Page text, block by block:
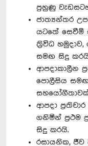
පුහුණු
ජාත්‍යන්තර
යටතේ සෙවීම්
ත්‍රිවිධ
සමඟ සිදු
ආපදාකාලීන
පොලීසිය සමඟ
ආපදා
ගනිමින් ප්‍රථම
සිදු කරයි.
රසායනික,